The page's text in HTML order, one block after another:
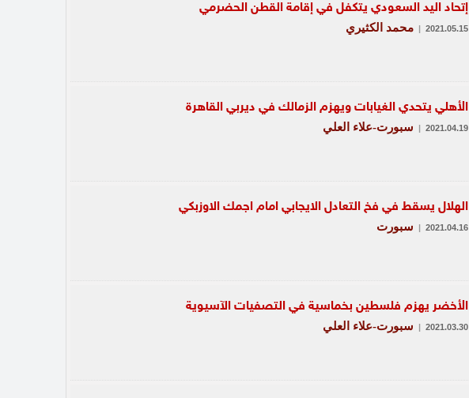
إتحاد اليد السعودي يتكفل في إقامة القطن الحضرمي
2021.05.15
| محمد الكثيري
الأهلي يتحدي الغيابات ويهزم الزمالك في ديربي القاهرة
2021.04.19
| سبورت-علاء العلي
الهلال يسقط في فخ التعادل الايجابي امام اجمك الاوزبكي
2021.04.16
| سبورت
الأخضر يهزم فلسطين بخماسية في التصفيات الآسيوية
2021.03.30
| سبورت-علاء العلي